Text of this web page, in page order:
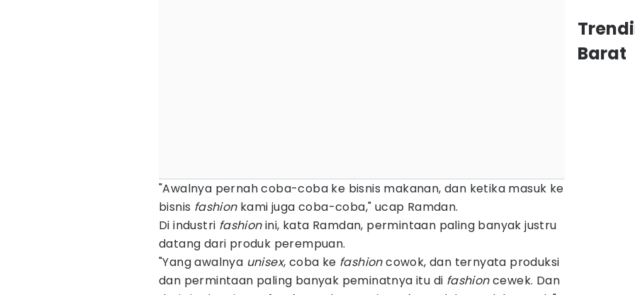
"Awalnya pernah coba-coba ke bisnis makanan, dan ketika masuk ke
bisnis fashionkami juga coba-coba," ucap Ramdan.
Di industri fashionini, kata Ramdan, permintaan paling banyak justru
datang dari produk perempuan.
"Yang awalnya unisex, coba ke fashioncowok, dan ternyata produksi
dan permintaan paling banyak peminatnya itu di fashioncewek. Dan
Barat